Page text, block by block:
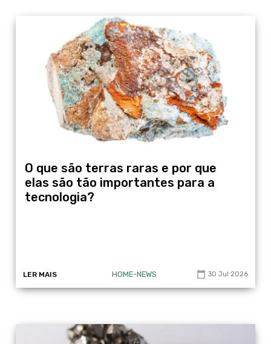
O que são terras raras e por que
elas são tão importantes para a
tecnologia?
LER MAIS HOME-NEWS 30 Jul 2026